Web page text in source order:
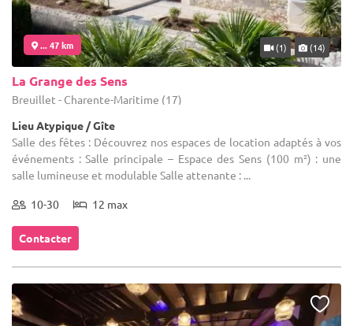
... 47 km (1) (14)
La Grange des Sens
Breuillet - Charente-Maritime (17)
Lieu Atypique / Gîte
Salle des fêtes : Découvrez nos espaces de location adaptés à vos
événements : Salle principale – Espace des Sens (100 m²) : une
salle lumineuse et modulable Salle attenante : ...
10-30 12 max
Contacter